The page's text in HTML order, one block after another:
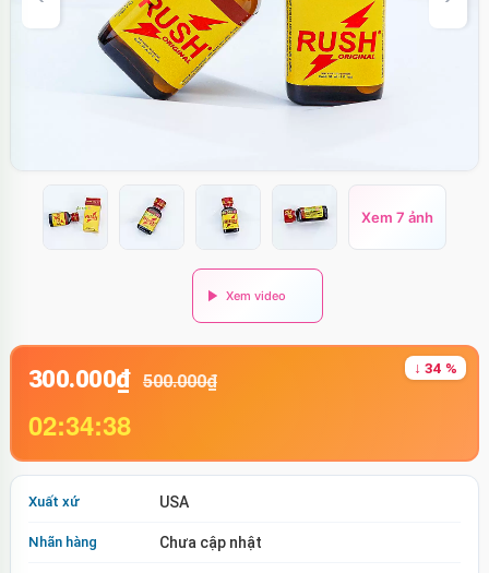
Xem 7 ảnh
300.000₫ 500.000₫
↓ 34 %
02:34:38
Xuất xứ USA
Nhãn hàng Chưa cập nhật